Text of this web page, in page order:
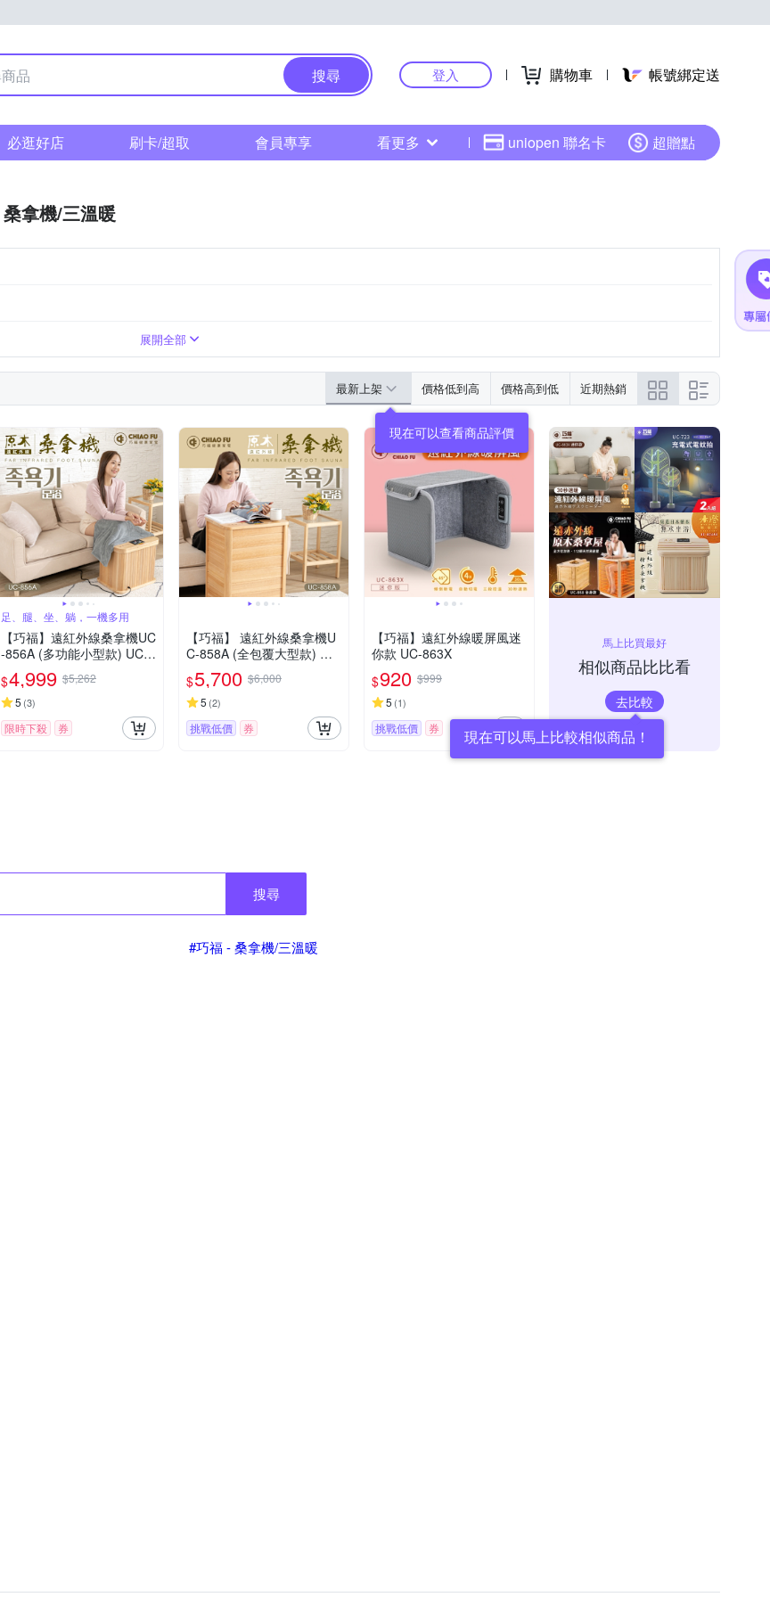
搜尋 登入 購物車 帳號綁定送
必逛好店 刷卡/超取 會員專享 看更多 uniopen 聯名卡 超贈點
桑拿機/三溫暖
展開全部
最新上架 價格低到高 價格高到低 近期熱銷
現在可以查看商品評價
足、腿、坐、躺，一機多用
【巧福】遠紅外線桑拿機UC
-856A (多功能小型款) UC-8
56A (桑拿桶/桑拿/泡腳/暖
足/乾式泡腳/韓國汗蒸)
$4,999 $5,262
5 (3)
限時下殺 券
【巧福】 遠紅外線桑拿機U
C-858A (全包覆大型款) 桑
拿/泡腳機/桑拿桶/乾式泡腳/
暖足機/足浴桶/桑拿/美腿機/
韓式汗蒸/保暖
$5,700 $6,000
5 (2)
挑戰低價 券
【巧福】遠紅外線暖屏風迷
你款 UC-863X
$920 $999
5 (1)
挑戰低價 券
馬上比買最好
相似商品比比看
去比較
現在可以馬上比較相似商品！
搜尋
#巧福 - 桑拿機/三溫暖